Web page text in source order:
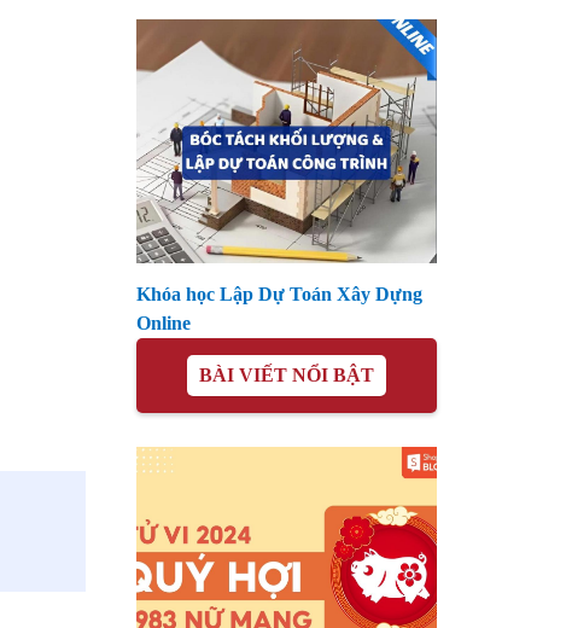
Khóa học Lập Dự Toán Xây Dựng
Online
BÀI VIẾT NỔI BẬT